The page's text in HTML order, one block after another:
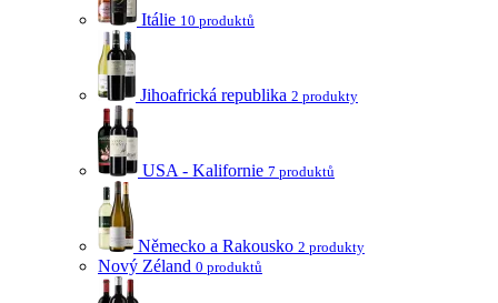
Itálie 10 produktů
Jihoafrická republika 2 produkty
USA - Kalifornie 7 produktů
Německo a Rakousko 2 produkty
Nový Zéland 0 produktů